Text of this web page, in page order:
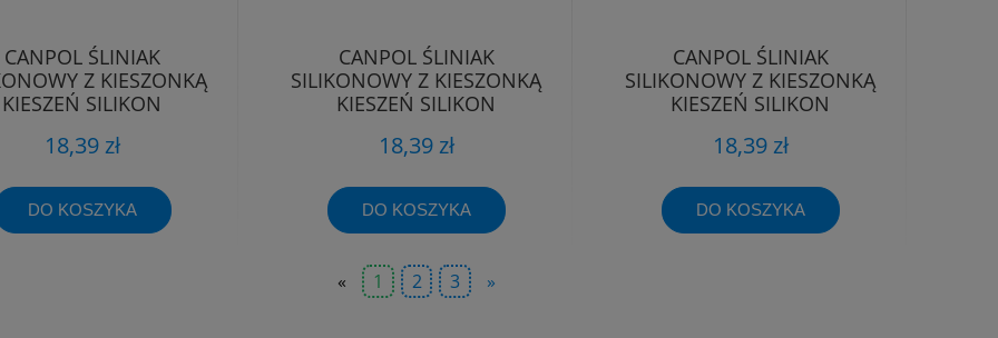
CANPOL ŚLINIAK
Z KIESZONKĄ
KIESZEŃ SILIKON
18,39 zł
DO KOSZYKA
CANPOL ŚLINIAK
SILIKONOWY Z KIESZONKĄ
KIESZEŃ SILIKON
18,39 zł
DO KOSZYKA
CANPOL ŚLINIAK
SILIKONOWY Z KIESZONKĄ
KIESZEŃ SILIKON
18,39 zł
DO KOSZYKA
« 1 2 3 »